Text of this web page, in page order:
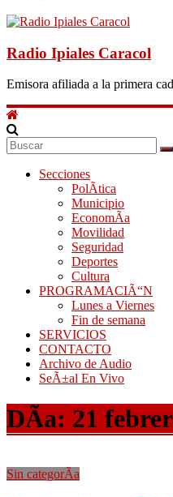
Radio Ipiales Caracol
Emisora afiliada a la primera
Secciones
PolÃ­tica
Municipio
EconomÃ­a
Movilidad
Seguridad
Deportes
Cultura
PROGRAMACIÃ“N
Lunes a Viernes
Fin de semana
SERVICIOS
CONTACTO
Archivo de Audio
SeÃ±al En Vivo
DÃ­a: 21
Sin categorÃ­a